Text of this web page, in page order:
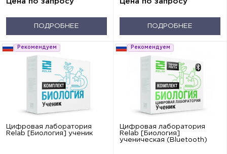
ПОДРОБНЕЕ ПОДРОБНЕЕ
Рекомендуем
Цифровая лаборатория
Relab [Биология] ученик
Рекомендуем
Цифровая лаборатория
Relab [Биология]
ученическая (Bluetooth)